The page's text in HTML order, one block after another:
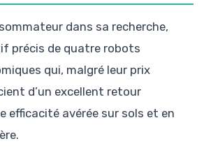
dans sa recherche,
précis de quatre robots
qui, malgré leur prix
d’un excellent retour
efficacité avérée sur sols et en